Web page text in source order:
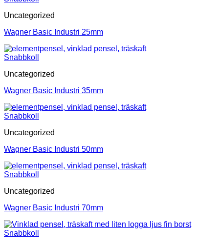
Uncategorized
Wagner Basic Industri 25mm
Snabbkoll
Uncategorized
Wagner Basic Industri 35mm
Snabbkoll
Uncategorized
Wagner Basic Industri 50mm
Snabbkoll
Uncategorized
Wagner Basic Industri 70mm
Snabbkoll